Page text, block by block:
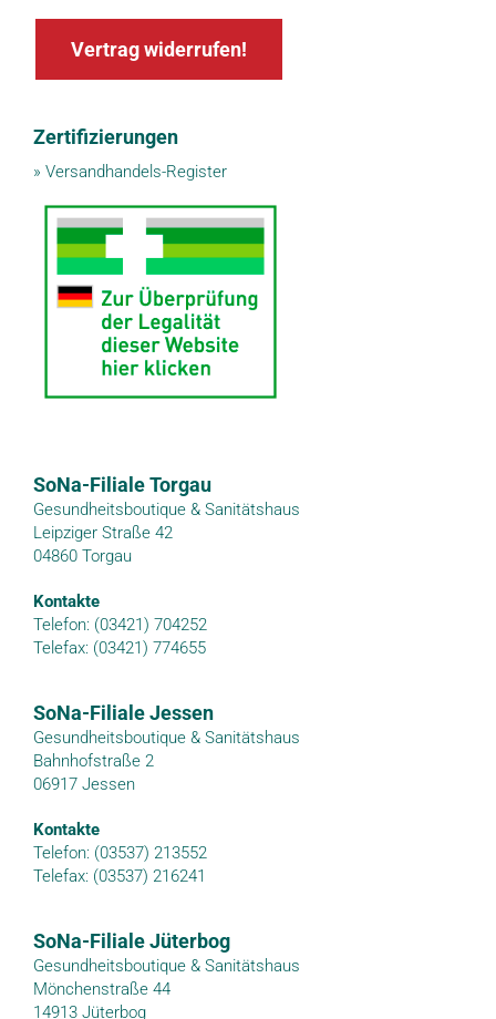
Vertrag widerrufen!
Zertifizierungen
» Versandhandels-Register
SoNa-Filiale Torgau
Gesundheitsboutique & Sanitätshaus
Leipziger Straße 42
04860 Torgau
Kontakte
Telefon: (03421) 704252
Telefax: (03421) 774655
SoNa-Filiale Jessen
Gesundheitsboutique & Sanitätshaus
Bahnhofstraße 2
06917 Jessen
Kontakte
Telefon: (03537) 213552
Telefax: (03537) 216241
SoNa-Filiale Jüterbog
Gesundheitsboutique & Sanitätshaus
Mönchenstraße 44
14913 Jüterbog